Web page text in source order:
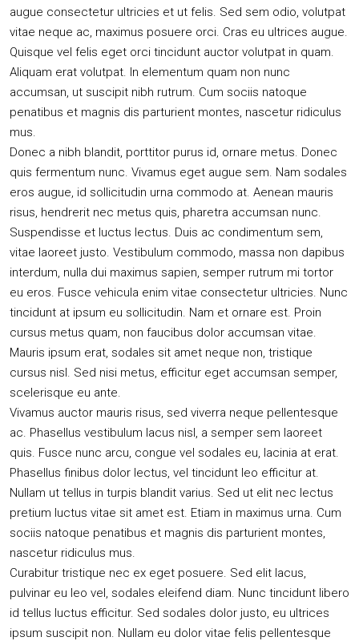
augue consectetur ultricies et ut felis. Sed sem odio, volutpat
vitae neque ac, maximus posuere orci. Cras eu ultrices augue.
Quisque vel felis eget orci tincidunt auctor volutpat in quam.
Aliquam erat volutpat. In elementum quam non nunc
accumsan, ut suscipit nibh rutrum. Cum sociis natoque
penatibus et magnis dis parturient montes, nascetur ridiculus
mus.
Donec a nibh blandit, porttitor purus id, ornare metus. Donec
quis fermentum nunc. Vivamus eget augue sem. Nam sodales
eros augue, id sollicitudin urna commodo at. Aenean mauris
risus, hendrerit nec metus quis, pharetra accumsan nunc.
Suspendisse et luctus lectus. Duis ac condimentum sem,
vitae laoreet justo. Vestibulum commodo, massa non dapibus
interdum, nulla dui maximus sapien, semper rutrum mi tortor
eu eros. Fusce vehicula enim vitae consectetur ultricies. Nunc
tincidunt at ipsum eu sollicitudin. Nam et ornare est. Proin
cursus metus quam, non faucibus dolor accumsan vitae.
Mauris ipsum erat, sodales sit amet neque non, tristique
cursus nisl. Sed nisi metus, efficitur eget accumsan semper,
scelerisque eu ante.
Vivamus auctor mauris risus, sed viverra neque pellentesque
ac. Phasellus vestibulum lacus nisl, a semper sem laoreet
quis. Fusce nunc arcu, congue vel sodales eu, lacinia at erat.
Phasellus finibus dolor lectus, vel tincidunt leo efficitur at.
Nullam ut tellus in turpis blandit varius. Sed ut elit nec lectus
pretium luctus vitae sit amet est. Etiam in maximus urna. Cum
sociis natoque penatibus et magnis dis parturient montes,
nascetur ridiculus mus.
Curabitur tristique nec ex eget posuere. Sed elit lacus,
pulvinar eu leo vel, sodales eleifend diam. Nunc tincidunt libero
id tellus luctus efficitur. Sed sodales dolor justo, eu ultrices
ipsum suscipit non. Nullam eu dolor vitae felis pellentesque